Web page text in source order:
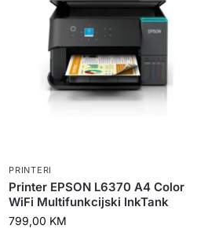
PRINTERI
Printer EPSON L6370 A4 Color
WiFi Multifunkcijski InkTank
799,00 KM